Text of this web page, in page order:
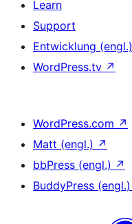
Learn
Support
Entwicklung (engl.)
WordPress.tv ↗
WordPress.com ↗
Matt (engl.) ↗
bbPress (engl.) ↗
BuddyPress (engl.)